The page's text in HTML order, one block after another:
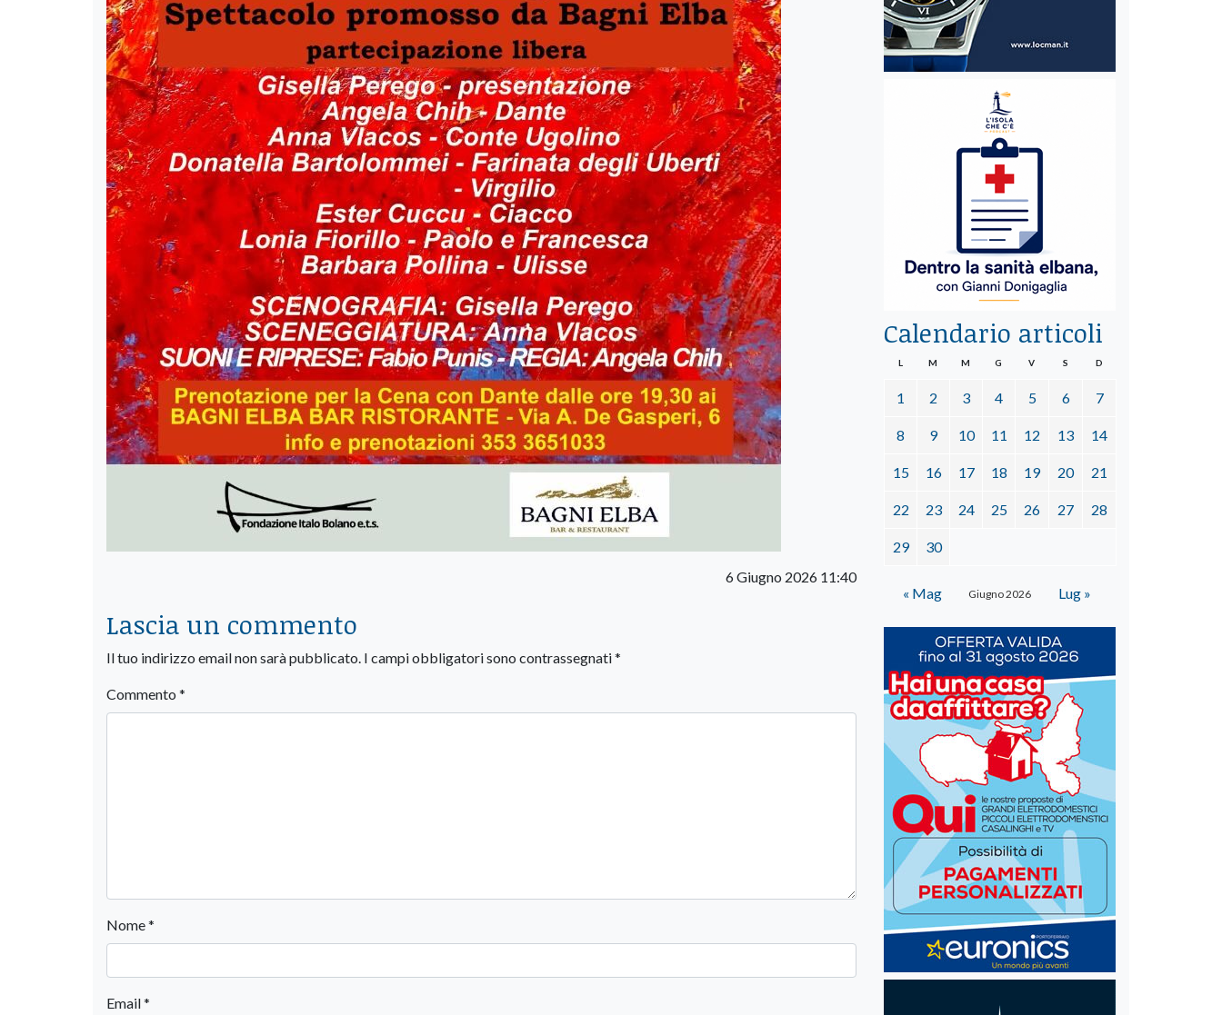
6 Giugno 2026 11:40
Lascia un commento
Il tuo indirizzo email non sarà pubblicato. I campi obbligatori sono contrassegnati*
Commento *
Nome*
Email*
Calendario articoli
Giugno 2026
L M M G V S D
1 2 3 4 5 6 7
8 9 10 11 12 13 14
15 16 17 18 19 20 21
22 23 24 25 26 27 28
29 30
« Mag Lug »